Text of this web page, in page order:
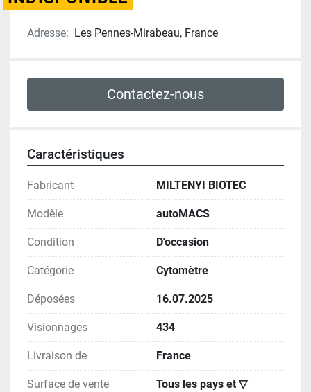
Adresse: Les Pennes-Mirabeau, France
Contactez-nous
Caractéristiques
Fabricant MILTENYI BIOTEC
Modèle autoMACS
Condition D'occasion
Catégorie Cytomètre
Déposées 16.07.2025
Visionnages 434
Livraison de France
Surface de vente Tous les pays et ▽